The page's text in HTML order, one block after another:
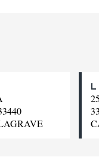
L